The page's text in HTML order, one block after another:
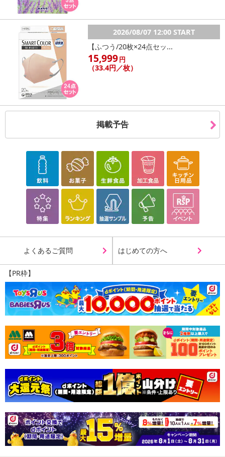
流れないホールド力も兼ね備えたサポート専用ナイトブラで行うこ
お勧めしております。
通常のブラジャーでは、バストケアに適してません！
モデリーナナイトブラなら1日中整乳設計
美胸をキープしながらノーブラより心地よいから
1.デコルテを綺麗にみせる
胸のラインをキレイに魅せるような、
デザイン縫整に仕上げました。
2.ふんわりバストアップを演出
3.ノンワイヤーなので着け心地が天使みたい
締め付けがなく、ストレスフリーなのに程よく
引き締めサポートします。
4.バストの横流れ防止機能
バスト外側にある編み分けステッチが横流れしやすいバストの形を
整えます。
5.取り外しができるバストパット内蔵
バストを優しくホールドする下部が凸加工のパッド
2026/08/07 12:00 START
【ふつう/20枚×24点セッ...
15,999円
（33.4円／枚）
掲載予告
よくあるご質問 はじめての方へ
【PR枠】